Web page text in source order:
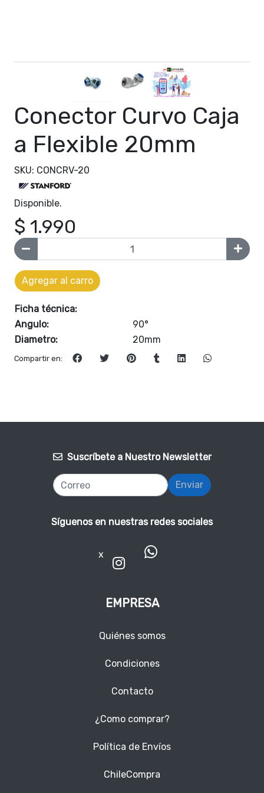
Conector Curvo Caja
a Flexible 20mm
SKU: CONCRV-20
Disponible.
$ 1.990
Agregar al carro
Ficha técnica:
Angulo:
90°
Diametro:
20mm
Compartir en:
Suscríbete a Nuestro Newsletter
Enviar
Síguenos en nuestras redes sociales
x
EMPRESA
Quiénes somos
Condiciones
Contacto
¿Como comprar?
Política de Envíos
ChileCompra